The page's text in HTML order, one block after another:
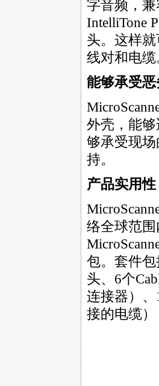
字音频，
IntelliTone
头。这样
线对和电缆
能够承受
外壳，能
够承受现
持。
产品实用性
络全球范
包。套件包
头、6个
连接器）
接的电缆